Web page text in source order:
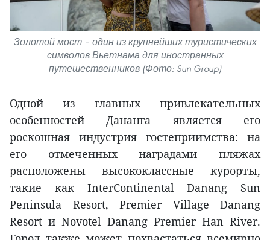
Золотой мост – один из крупнейших туристических
символов Вьетнама для иностранных
путешественников (Фото: Sun Group)
Одной из главных привлекательных
особенностей Дананга является его
роскошная индустрия гостеприимства: на
его отмеченных наградами пляжах
расположены высококлассные курорты,
такие как InterContinental Danang Sun
Peninsula Resort, Premier Village Danang
Resort и Novotel Danang Premier Han River.